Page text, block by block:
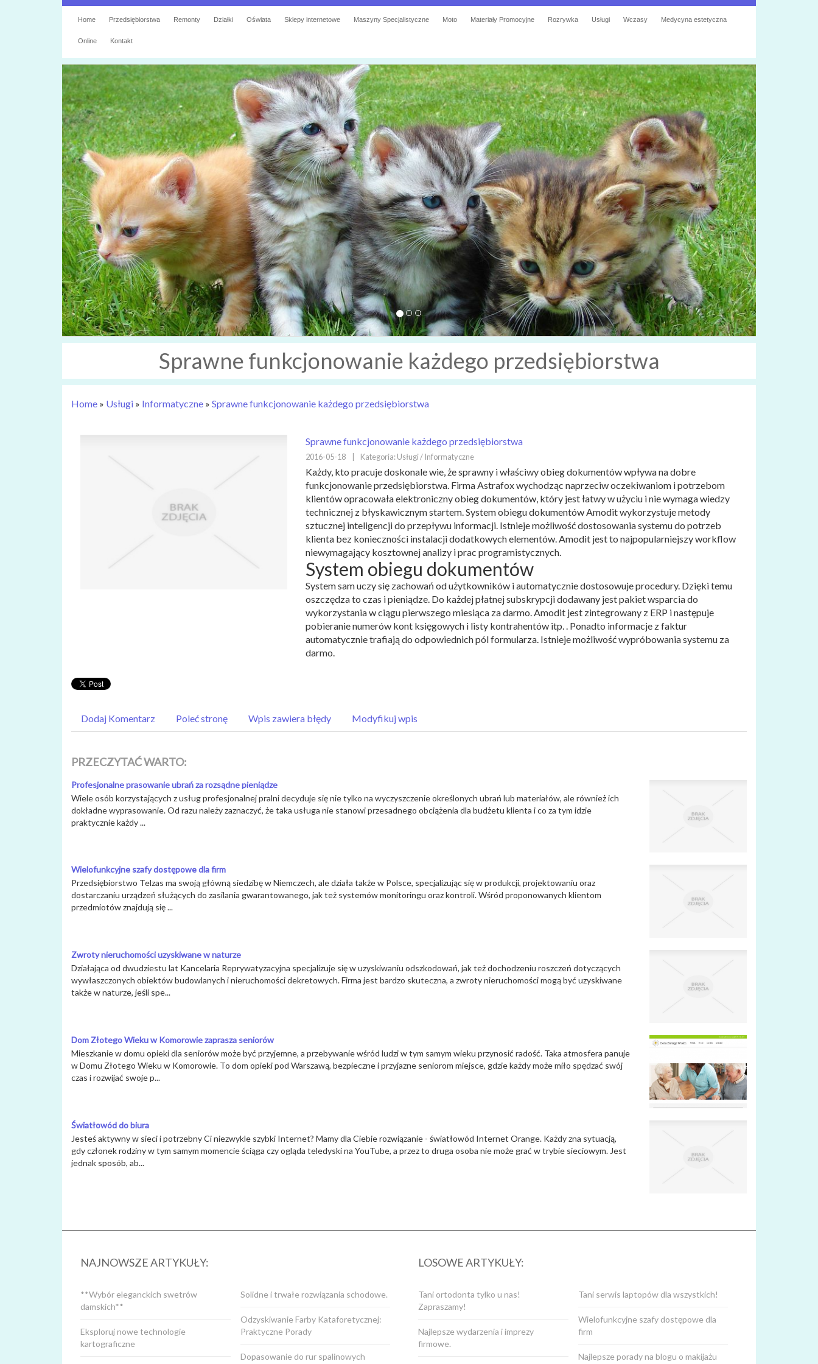
Home Przedsiębiorstwa Remonty Działki Oświata Sklepy internetowe Maszyny Specjalistyczne Moto Materiały Promocyjne Rozrywka Usługi Wczasy Medycyna estetyczna
Online Kontakt
Sprawne funkcjonowanie każdego przedsiębiorstwa
Home » Usługi » Informatyczne » Sprawne funkcjonowanie każdego przedsiębiorstwa
Sprawne funkcjonowanie każdego przedsiębiorstwa
2016-05-18 | Kategoria: Usługi / Informatyczne
Każdy, kto pracuje doskonale wie, że sprawny i właściwy obieg dokumentów wpływa na dobre
funkcjonowanie przedsiębiorstwa. Firma Astrafox wychodząc naprzeciw oczekiwaniom i potrzebom
klientów opracowała elektroniczny obieg dokumentów, który jest łatwy w użyciu i nie wymaga wiedzy
technicznej z błyskawicznym startem. System obiegu dokumentów Amodit wykorzystuje metody
sztucznej inteligencji do przepływu informacji. Istnieje możliwość dostosowania systemu do potrzeb
klienta bez konieczności instalacji dodatkowych elementów. Amodit jest to najpopularniejszy workflow
niewymagający kosztownej analizy i prac programistycznych.
System obiegu dokumentów
System sam uczy się zachowań od użytkowników i automatycznie dostosowuje procedury. Dzięki temu
oszczędza to czas i pieniądze. Do każdej płatnej subskrypcji dodawany jest pakiet wsparcia do
wykorzystania w ciągu pierwszego miesiąca za darmo. Amodit jest zintegrowany z ERP i następuje
pobieranie numerów kont księgowych i listy kontrahentów itp. . Ponadto informacje z faktur
automatycznie trafiają do odpowiednich pól formularza. Istnieje możliwość wypróbowania systemu za
darmo.
Dodaj Komentarz Poleć stronę Wpis zawiera błędy Modyfikuj wpis
PRZECZYTAĆ WARTO:
Profesjonalne prasowanie ubrań za rozsądne pieniądze
Wiele osób korzystających z usług profesjonalnej pralni decyduje się nie tylko na wyczyszczenie określonych ubrań lub materiałów, ale również ich
dokładne wyprasowanie. Od razu należy zaznaczyć, że taka usługa nie stanowi przesadnego obciążenia dla budżetu klienta i co za tym idzie
praktycznie każdy ...
Wielofunkcyjne szafy dostępowe dla firm
Przedsiębiorstwo Telzas ma swoją główną siedzibę w Niemczech, ale działa także w Polsce, specjalizując się w produkcji, projektowaniu oraz
dostarczaniu urządzeń służących do zasilania gwarantowanego, jak też systemów monitoringu oraz kontroli. Wśród proponowanych klientom
przedmiotów znajdują się ...
Zwroty nieruchomości uzyskiwane w naturze
Działająca od dwudziestu lat Kancelaria Reprywatyzacyjna specjalizuje się w uzyskiwaniu odszkodowań, jak też dochodzeniu roszczeń dotyczących
wywłaszczonych obiektów budowlanych i nieruchomości dekretowych. Firma jest bardzo skuteczna, a zwroty nieruchomości mogą być uzyskiwane
także w naturze, jeśli spe...
Dom Złotego Wieku w Komorowie zaprasza seniorów
Mieszkanie w domu opieki dla seniorów może być przyjemne, a przebywanie wśród ludzi w tym samym wieku przynosić radość. Taka atmosfera panuje
w Domu Złotego Wieku w Komorowie. To dom opieki pod Warszawą, bezpieczne i przyjazne seniorom miejsce, gdzie każdy może miło spędzać swój
czas i rozwijać swoje p...
Światłowód do biura
Jesteś aktywny w sieci i potrzebny Ci niezwykle szybki Internet? Mamy dla Ciebie rozwiązanie - światłowód Internet Orange. Każdy zna sytuacją,
gdy członek rodziny w tym samym momencie ściąga czy ogląda teledyski na YouTube, a przez to druga osoba nie może grać w trybie sieciowym. Jest
jednak sposób, ab...
NAJNOWSZE ARTYKUŁY:
Solidne i trwałe rozwiązania schodowe.
**Wybór eleganckich swetrów
damskich**
Odzyskiwanie Farby Kataforetycznej:
Praktyczne Porady
Eksploruj nowe technologie
kartograficzne
Dopasowanie do rur spalinowych
LOSOWE ARTYKUŁY:
Tani serwis laptopów dla wszystkich!
Tani ortodonta tylko u nas!
Zapraszamy!
Wielofunkcyjne szafy dostępowe dla
firm
Najlepsze wydarzenia i imprezy
firmowe.
Najlepsze porady na blogu o makijażu